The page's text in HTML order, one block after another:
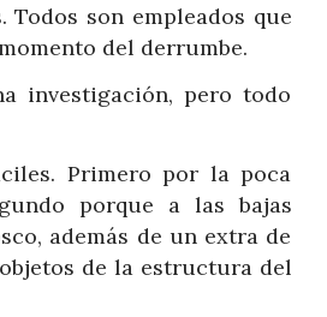
Todos son empleados que
del derrumbe.
investigación, pero todo
Primero por la poca
porque a las bajas
además de un extra de
de la estructura del